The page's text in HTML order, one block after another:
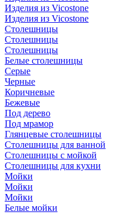
Изделия из Vicostone
Изделия из Vicostone
Столешницы
Столешницы
Столешницы
Белые столешницы
Серые
Черные
Коричневые
Бежевые
Под дерево
Под мрамор
Глянцевые столешницы
Столешницы для ванной
Столешницы с мойкой
Столешницы для кухни
Мойки
Мойки
Мойки
Белые мойки